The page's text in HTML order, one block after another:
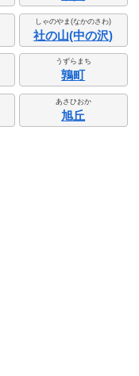
しゃのやま(なかのさわ)
社の山(中の沢)
うずらまち
鶉町
あさひおか
旭丘